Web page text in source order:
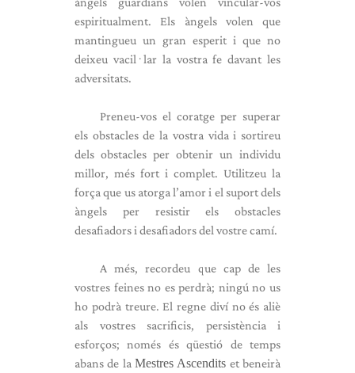
espiritualment. Els àngels volen que
mantingueu un gran esperit i que no
deixeu vacil·lar la vostra fe davant les
adversitats.
Preneu-vos el coratge per superar
els obstacles de la vostra vida i sortireu
dels obstacles per obtenir un individu
millor, més fort i complet. Utilitzeu la
força que us atorga l’amor i el suport dels
àngels per resistir els obstacles
desafiadors i desafiadors del vostre camí.
A més, recordeu que cap de les
vostres feines no es perdrà; ningú no us
ho podrà treure. El regne diví no és aliè
als vostres sacrificis, persistència i
esforços; només és qüestió de temps
abans de la Mestres Ascendits et beneirà